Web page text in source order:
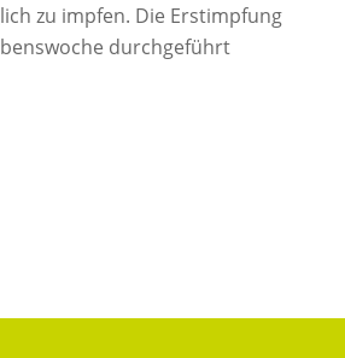
zu impfen. Die Erstimpfung
durchgeführt